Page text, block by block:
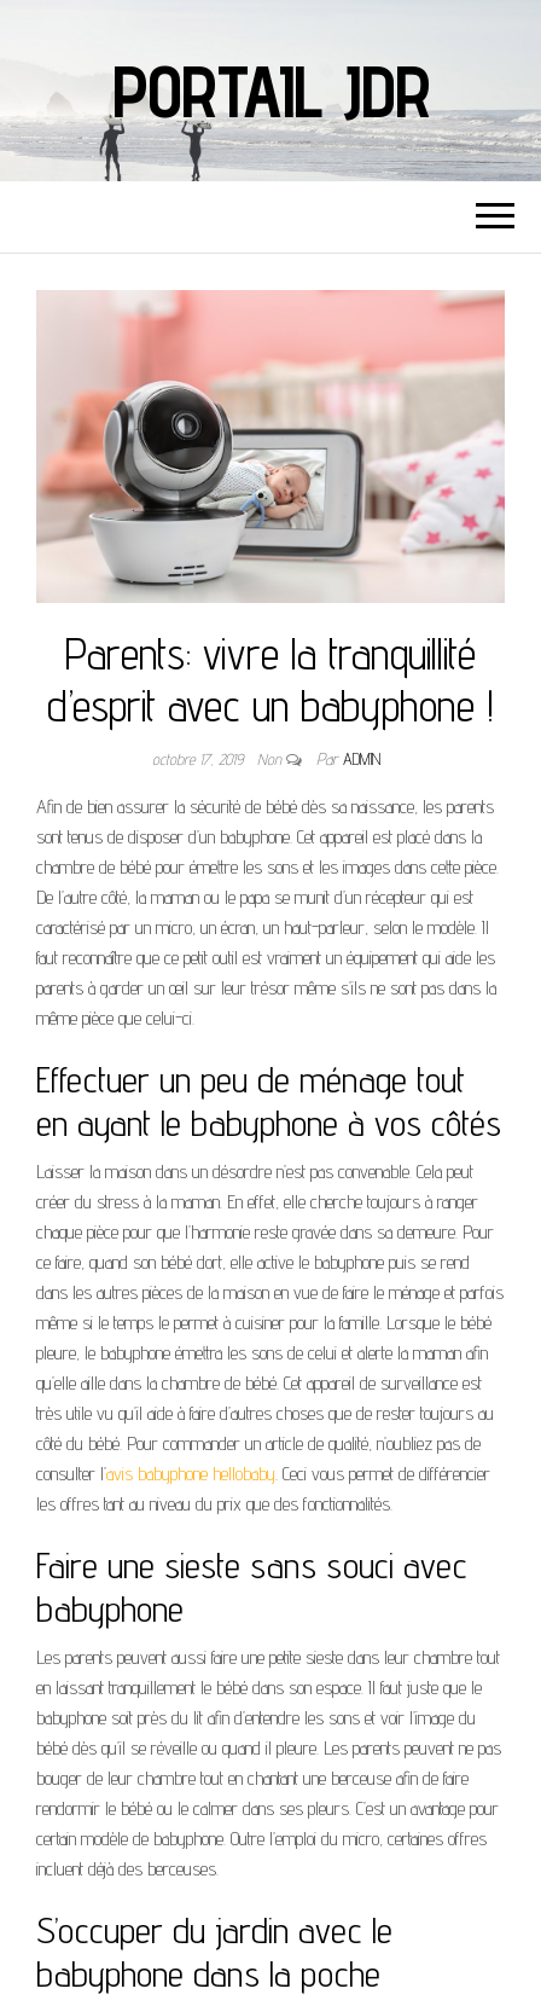
PORTAIL JDR
Parents: vivre la tranquillité
d’esprit avec un babyphone !
octobre 17, 2019 Non ParADMIN
Afin de bien assurer la sécurité de bébé dès sa naissance, les parents
sont tenus de disposer d’un babyphone. Cet appareil est placé dans la
chambre de bébé pour émettre les sons et les images dans cette pièce.
De l’autre côté, la maman ou le papa se munit d’un récepteur qui est
caractérisé par un micro, un écran, un haut-parleur, selon le modèle. Il
faut reconnaître que ce petit outil est vraiment un équipement qui aide les
parents à garder un œil sur leur trésor même s’ils ne sont pas dans la
même pièce que celui-ci.
Effectuer un peu de ménage tout
en ayant le babyphone à vos côtés
Laisser la maison dans un désordre n’est pas convenable. Cela peut
créer du stress à la maman. En effet, elle cherche toujours à ranger
chaque pièce pour que l’harmonie reste gravée dans sa demeure. Pour
ce faire, quand son bébé dort, elle active le babyphone puis se rend
dans les autres pièces de la maison en vue de faire le ménage et parfois
même si le temps le permet à cuisiner pour la famille. Lorsque le bébé
pleure, le babyphone émettra les sons de celui et alerte la maman afin
qu’elle aille dans la chambre de bébé. Cet appareil de surveillance est
très utile vu qu’il aide à faire d’autres choses que de rester toujours au
côté du bébé. Pour commander un article de qualité, n’oubliez pas de
consulter l’avis babyphone hellobaby . Ceci vous permet de différencier
les offres tant au niveau du prix que des fonctionnalités.
Faire une sieste sans souci avec
babyphone
Les parents peuvent aussi faire une petite sieste dans leur chambre tout
en laissant tranquillement le bébé dans son espace. Il faut juste que le
babyphone soit près du lit afin d’entendre les sons et voir l’image du
bébé dès qu’il se réveille ou quand il pleure. Les parents peuvent ne pas
bouger de leur chambre tout en chantant une berceuse afin de faire
rendormir le bébé ou le calmer dans ses pleurs. C’est un avantage pour
certain modèle de babyphone. Outre l’emploi du micro, certaines offres
incluent déjà des berceuses.
S’occuper du jardin avec le
babyphone dans la poche